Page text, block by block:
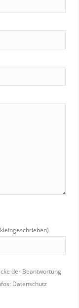
der Beantwortung
Datenschutz